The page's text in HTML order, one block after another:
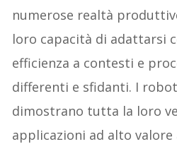
numerose realtà
loro capacità di adattarsi
efficienza a contesti e
differenti e sfidanti. I
dimostrano tutta la loro
applicazioni ad alto